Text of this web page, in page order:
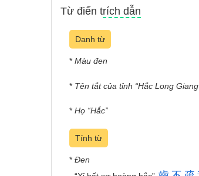
Từ điển trích dẫn
Danh từ
* Màu đen
* Tên tắt của tỉnh “Hắc Long
* Họ “Hắc”
Tính từ
* Đen